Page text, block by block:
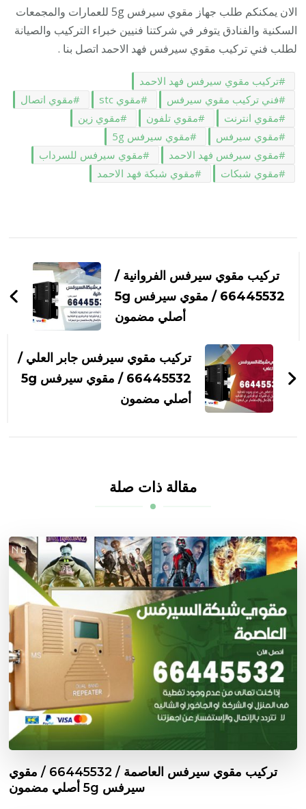
الان يمكنكم طلب جهاز مقوي سيرفس 5g للعمارات والمجمعات
السكنية والفنادق يتوفر في شركتنا فنيين خبراء التركيب والصيانة
لطلب فني تركيب مقوي سيرفس فهد الاحمد اتصل بنا .
تركيب مقوي سيرفس فهد الاحمد
فني تركيب مقوي سيرفس
مقوي stc
مقوي اتصال
مقوي انترنت
مقوي تلفون
مقوي زين
مقوي سيرفس
مقوي سيرفس 5g
مقوي سيرفس فهد الاحمد
مقوي سيرفس للسرداب
مقوي شبكات
مقوي شبكة فهد الاحمد
بين
التدوينات
تركيب مقوي سيرفس الفروانية /
66445532 / مقوي سيرفس 5g
أصلي مضمون
تركيب مقوي سيرفس جابر العلي /
66445532 / مقوي سيرفس 5g
أصلي مضمون
مقالة ذات صلة
تركيب مقوي سيرفس العاصمة / 66445532 / مقوي
سيرفس 5g أصلي مضمون